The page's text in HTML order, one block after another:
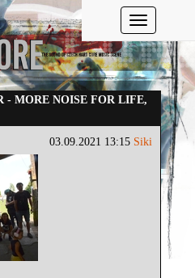
Toggle
- MORE NOISE FOR LIFE,
03.09.2021 13:15 Siki